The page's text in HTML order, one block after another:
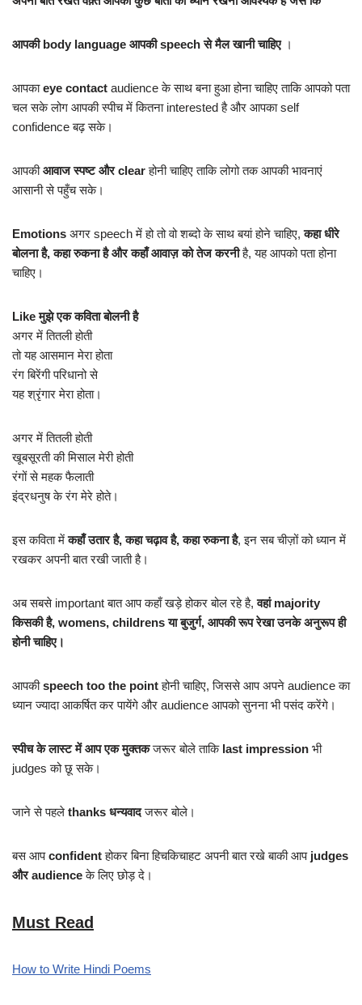
आपकी body language आपकी speech से मैल खानी चाहिए ।
आपकाeye contact audience के साथ बना हुआ होना चाहिए ताकि आपको पता
चल सके लोग आपकी स्पीच में कितना interested है और आपका self
confidence बढ़ सके।
आपकीआवाज स्पष्ट और clearहोनी चाहिए ताकि लोगो तक आपकी भावनाएं
आसानी से पहुँच सके।
Emotions अगर speech में हो तो वो शब्दो के साथ बयां होने चाहिए,कहा धीरे
बोलना है, कहा रुकना है और कहाँ आवाज़ को तेज करनीहै, यह आपको पता होना
चाहिए।
Like मुझे एक कविता बोलनी है
अगर में तितली होती
तो यह आसमान मेरा होता
रंग बिरेंगी परिधानो से
यह श्रृंगार मेरा होता।
अगर में तितली होती
खूबसूरती की मिसाल मेरी होती
रंगों से महक फैलाती
इंद्रधनुष के रंग मेरे होते।
इस कविता मेंकहाँ उतार है, कहा चढ़ाव है, कहा रुकना है, इन सब चीज़ों को ध्यान में
रखकर अपनी बात रखी जाती है।
अब सबसे important बात आप कहाँ खड़े होकर बोल रहे है,वहां majority
किसकी है, womens, childrens या बुजुर्ग, आपकी रूप रेखा उनके अनुरूप ही
होनी चाहिए।
आपकीspeech too the pointहोनी चाहिए, जिससे आप अपने audience का
ध्यान ज्यादा आकर्षित कर पायेंगे और audience आपको सुनना भी पसंद करेंगे।
स्पीच के लास्ट में आप एक मुक्तकजरूर बोले ताकिlast impression भी
judges को छू सके।
जाने से पहले thanks धन्यवादजरूर बोले।
बस आपconfidentहोकर बिना हिचकिचाहट अपनी बात रखे बाकी आपjudges
और audienceके लिए छोड़ दे।
Must Read
How to Write Hindi Poems